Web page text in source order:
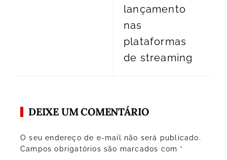
lançamento
nas
plataformas
de streaming
DEIXE UM COMENTÁRIO
O seu endereço de e-mail não será publicado.
Campos obrigatórios são marcados com *